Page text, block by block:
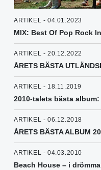
ARTIKEL - 04.01.2023
MIX: Best Of Pop Rock
ARTIKEL - 20.12.2022
ÅRETS BÄSTA
ARTIKEL - 18.11.2019
2010-talets bästa album:
ARTIKEL - 06.12.2018
ÅRETS BÄSTA ALBUM
ARTIKEL - 04.03.2010
Beach House – i